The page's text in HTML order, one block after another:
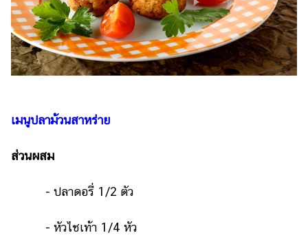
เมนูปลาม้วนสาหร่าย
ส่วนผสม
- ปลาดอรี่ 1/2 ตัว
- หัวไชเท้า 1/4 หัว